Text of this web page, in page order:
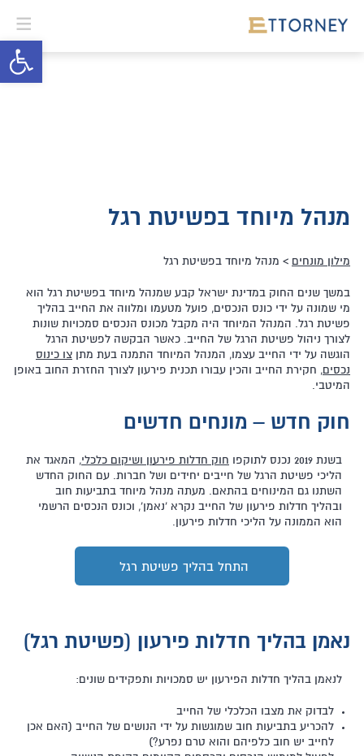
פתח
מנהל מיוחד בפשיטת רגל
מילון מונחים > מנהל מיוחד בפשיטת רגל
במשך שנים החוק במדינת ישראל קבע שמנהל מיוחד בפשיטת רגל הוא
מי שמונה על ידי כונס הנכסים, פועל מטעמו ומלווה את החייב בהליך
פשיטת רגל. המנהל המיוחד היה מקבל מכונס הנכסים סמכויות שונות
לצורך ניהול פשיטת הרגל של החייב. כאשר הבקשה לפשיטת הרגל
הוגשה על ידי החייב עצמו, המנהל המיוחד התמנה בעת מתן צו כינוס
נכסים, חקירת החייב והכין עבורו תכנית פירעון לצורך החזרת החוב באופן
המיטבי.
חוק חדש – מונחים חדשים
בשנת 2019 נכנס לתוקפו חוק חדלות פירעון ושיקום כלכלי, המאגד את
הליכי פשיטת הרגל של חייבים יחידים ושל חברות. עם החוק החדש
השתנו גם המינוחים בהתאם. מעתה מנהל מיוחד בתביעות חוב
ובהליך חדלות פירעון של החייב נקרא 'נאמן', וכונס הנכסים הרשמי
הוא הממונה על הליכי חדלות פירעון.
התחל בהליך פשיטת רגל
נאמן בהליך חדלות פירעון (פשיטת רגל)
לנאמן בהליך חדלות הפירעון יש סמכויות ותפקידים שונים:
לבדוק את מצבו הכלכלי של החייב
להכריע בתביעות חוב שמוגשות על ידי הנושים של החייב (האם אכן
לחייב יש חוב כלפיהם והוא טרם נפרע?)